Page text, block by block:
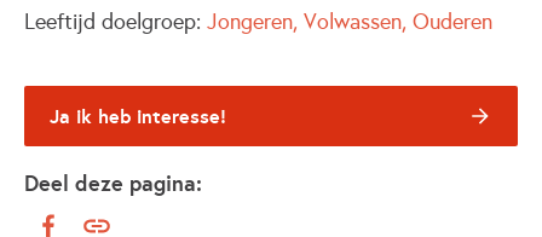
Leeftijd doelgroep: Jongeren Volwassen Ouderen
Ja ik heb interesse!
Deel deze pagina: